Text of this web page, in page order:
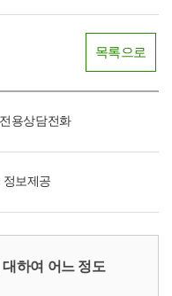
목록으로
용상담전화
정보제공
하여 어느 정도